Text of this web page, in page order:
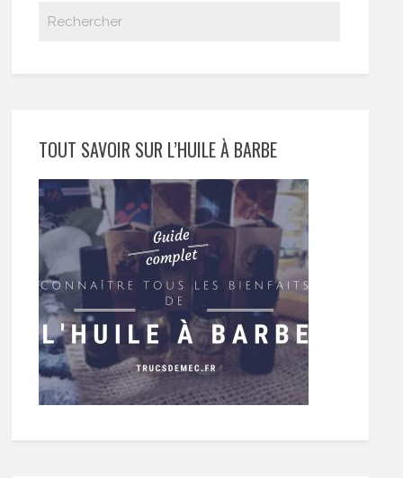
TOUT SAVOIR SUR L’HUILE À BARBE